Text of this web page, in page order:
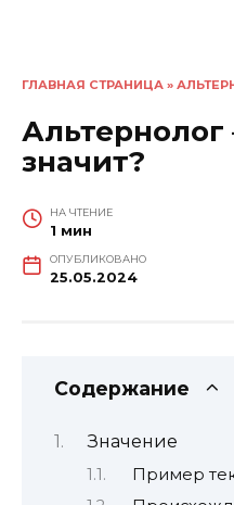
ГЛАВНАЯ СТРАНИЦА »
Альтернолог
значит?
НА ЧТЕНИЕ
1 мин
ОПУБЛИКОВАНО
25.05.2024
Содержание
Значение
Пример